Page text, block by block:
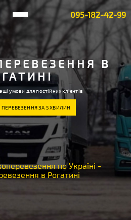
095-182-42-99
В
умови для постійних клієнтів
ЗА 5 ХВИЛИН
по Україні -
в Рогатині